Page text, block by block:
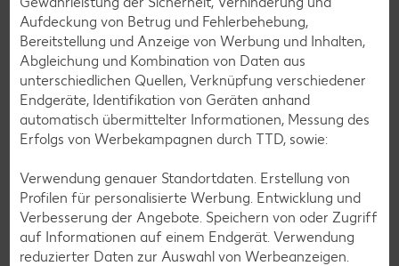
Laktosefreie Rezepte
denn es geht auch ohne. Unsere laktosefreien Rezepte
bringen Vielfalt auf den Tisch – für große und kleine
Genießer, für die Lunchbox oder das Abendessen.
Rezepte entdecken
Aufdeckung von Betrug und Fehlerbehebung,
Bereitstellung und Anzeige von Werbung und Inhalten,
Abgleichung und Kombination von Daten aus
unterschiedlichen Quellen, Verknüpfung verschiedener
Endgeräte, Identifikation von Geräten anhand
automatisch übermittelter Informationen, Messung des
Erfolgs von Werbekampagnen durch TTD, sowie:
Verwendung genauer Standortdaten. Erstellung von
Profilen für personalisierte Werbung. Entwicklung und
Verbesserung der Angebote. Speichern von oder Zugriff
auf Informationen auf einem Endgerät. Verwendung
reduzierter Daten zur Auswahl von Werbeanzeigen.